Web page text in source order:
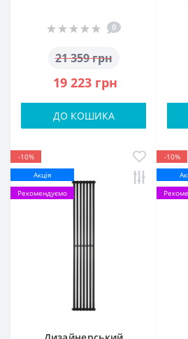
0
21 359 грн
19 223 грн
ДО КОШИКА
-10%
Акція
Рекомендуємо
-10%